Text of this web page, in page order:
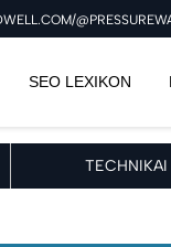
SEO LEXIKON
TECHNIKAI